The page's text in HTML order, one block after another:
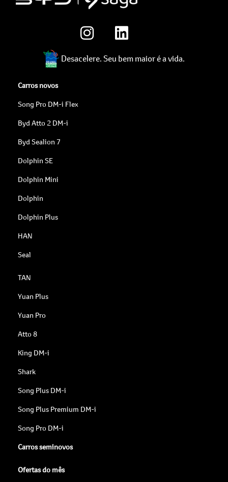
Desacelere. Seu bem maior é a vida.
Carros novos
Song Pro DM-i Flex
Byd Atto 2 DM-i
Byd Sealion 7
Dolphin SE
Dolphin Mini
Dolphin
Dolphin Plus
HAN
Seal
TAN
Yuan Plus
Yuan Pro
Atto 8
King DM-i
Shark
Song Plus DM-i
Song Plus Premium DM-i
Song Pro DM-i
Carros seminovos
Ofertas do mês